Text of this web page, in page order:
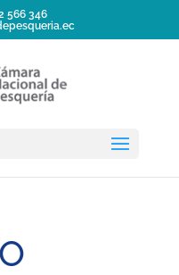
566 346